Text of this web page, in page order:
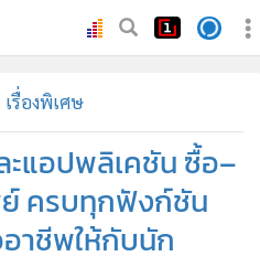
เรื่องพิเศษ
ะแอปพลิเคชัน ซื้อ–
ครบทุกฟังก์ชัน​
าชีพให้กับนัก